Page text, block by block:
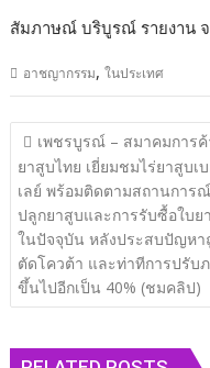
สัมภาษณ์ บริบูรณ์ รายงาน
อาชญากรรม,ในประเทศ
แนะแนว
เรื่อง
เพชรบูรณ์ – สมาคมการค้
ยาสูบไทย เยี่ยมชมไร่ยาสูบเ
เลย์ พร้อมติดตามสถานการณ์
ปลูกยาสูบและการรับซื้อใบย
ในปัจจุบัน หลังประสบปัญหา
ตัดโควต้า และท่าทีการปรับ
ขึ้นไปอีกเป็น 40% (ชมคลิป)